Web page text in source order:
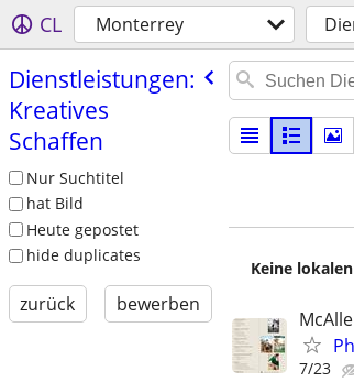
CL Monterrey
Dienstleistungen:
Kreatives
Schaffen
Nur Suchtitel
hat Bild
Heute gepostet
hide duplicates
zurück bewerben
Keine
7/23